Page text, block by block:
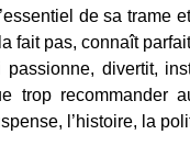
de sa trame
fait pas, connaît
passionne, divertit,
trop recommander
l’histoire, la